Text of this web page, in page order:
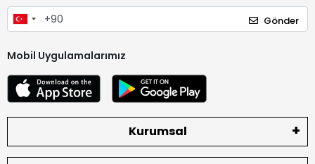
Gönder
Mobil Uygulamalarımız
Kurumsal